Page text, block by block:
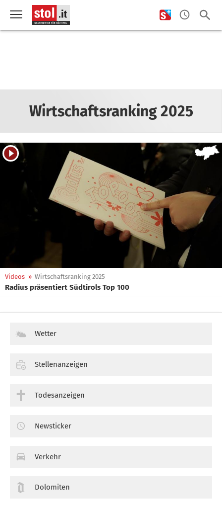
Wirtschaftsranking 2025
Videos » Wirtschaftsranking 2025
Radius präsentiert Südtirols Top 100
Wetter
Stellenanzeigen
Todesanzeigen
Newsticker
Verkehr
Dolomiten